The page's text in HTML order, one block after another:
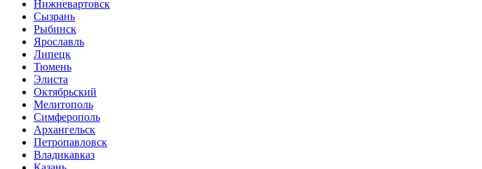
Нижневартовск
Сызрань
Рыбинск
Ярославль
Липецк
Тюмень
Элиста
Октябрьский
Мелитополь
Симферополь
Архангельск
Петропавловск
Владикавказ